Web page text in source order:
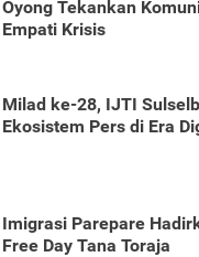
Oyong Tekankan
Empati Krisis
Milad ke-28, IJTI
Ekosistem Pers di Era
Imigrasi Parepare
Free Day Tana Toraja